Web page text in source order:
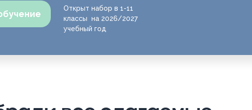
Открыт набор в 1-11
классы на 2026/2027
учебный год